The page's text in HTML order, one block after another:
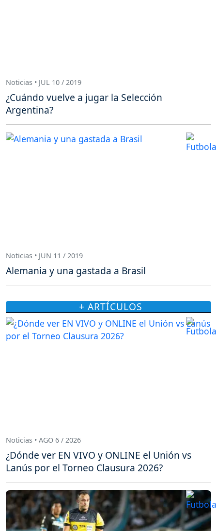
Noticias • JUL 10 / 2019
¿Cuándo vuelve a jugar la Selección
Argentina?
Noticias • JUN 11 / 2019
Alemania y una gastada a Brasil
+ ARTÍCULOS
Noticias • AGO 6 / 2026
¿Dónde ver EN VIVO y ONLINE el Unión vs
Lanús por el Torneo Clausura 2026?